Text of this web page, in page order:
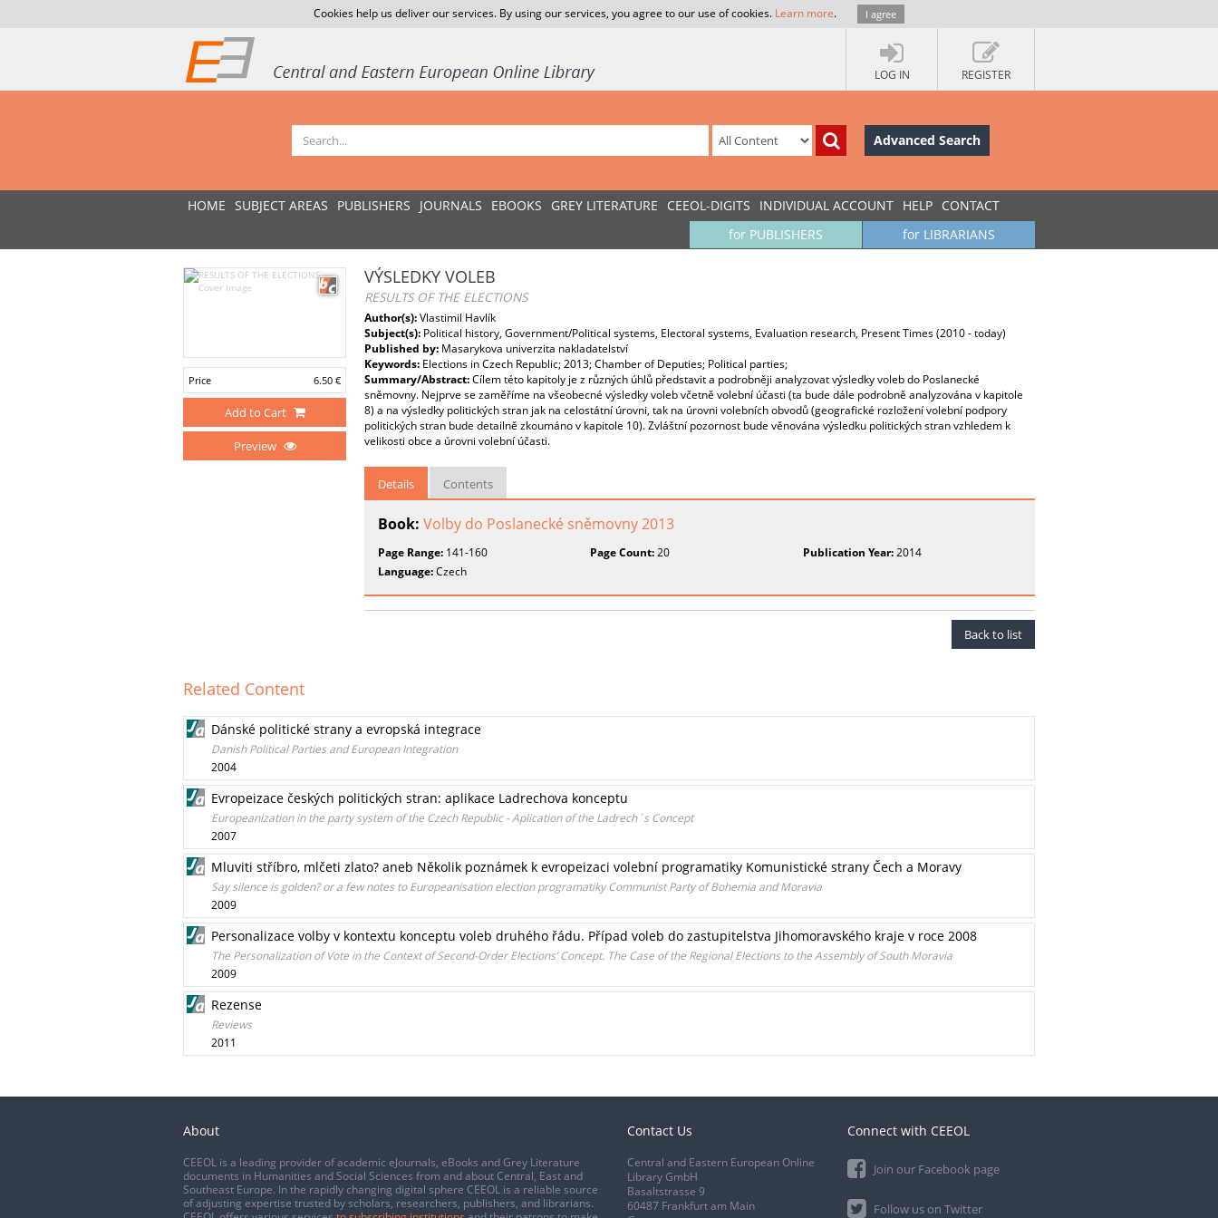
Cookies help us deliver our services. By using our services, you agree to our use of cookies. Learn more. I agree
LOG IN REGISTER
Advanced Search
HOME SUBJECT AREAS PUBLISHERS JOURNALS EBOOKS GREY LITERATURE CEEOL-DIGITS INDIVIDUAL ACCOUNT HELP CONTACT
for LIBRARIANS
for PUBLISHERS
Price 6.50 €
Add to Cart
Preview
VÝSLEDKY VOLEB
RESULTS OF THE ELECTIONS
Author(s):Vlastimil Havlík
Subject(s): Political history, Government/Political systems, Electoral systems, Evaluation research, Present Times (2010 - today)
Published by: Masarykova univerzita nakladatelství
Keywords: Elections in Czech Republic; 2013; Chamber of Deputies; Political parties;
Summary/Abstract:Cílem této kapitoly je z různých úhlů představit a podrobněji analyzovat výsledky voleb do Poslanecké
sněmovny. Nejprve se zaměříme na všeobecné výsledky voleb včetně volební účasti (ta bude dále podrobně analyzována v kapitole
8) a na výsledky politických stran jak na celostátní úrovni, tak na úrovni volebních obvodů (geografické rozložení volební podpory
politických stran bude detailně zkoumáno v kapitole 10). Zvláštní pozornost bude věnována výsledku politických stran vzhledem k
velikosti obce a úrovni volební účasti.
Details Contents
Book: Volby do Poslanecké sněmovny 2013
Page Range: 141-160 Page Count:20 Publication Year:2014
Language:Czech
Back to list
Related Content
Dánské politické strany a evropská integrace
Danish Political Parties and European Integration
2004
Evropeizace českých politických stran: aplikace Ladrechova konceptu
Europeanization in the party system of the Czech Republic - Aplication of the Ladrech´s Concept
2007
Mluviti stříbro, mlčeti zlato? aneb Několik poznámek k evropeizaci volební programatiky Komunistické strany Čech a Moravy
Say silence is golden? or a few notes to Europeanisation election programatiky Communist Party of Bohemia and Moravia
2009
Personalizace volby v kontextu konceptu voleb druhého řádu. Případ voleb do zastupitelstva Jihomoravského kraje v roce 2008
The Personalization of Vote in the Context of Second-Order Elections’ Concept. The Case of the Regional Elections to the Assembly of South Moravia
2009
Rezense
Reviews
2011
About
CEEOL is a leading provider of academic eJournals, eBooks and Grey Literature
documents in Humanities and Social Sciences from and about Central, East and
Southeast Europe. In the rapidly changing digital sphere CEEOL is a reliable source
of adjusting expertise trusted by scholars, researchers, publishers, and librarians.
Contact Us
Central and Eastern European Online
Library GmbH
Basaltstrasse 9
60487 Frankfurt am Main
Connect with CEEOL
Join our Facebook page
Follow us on Twitter